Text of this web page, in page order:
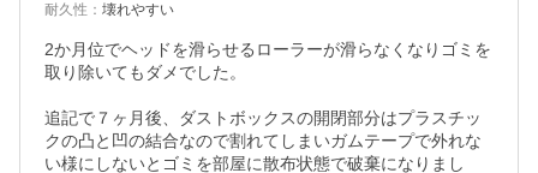
耐久性 ： 壊れやすい
2か月位でヘッドを滑らせるローラーが滑らなくなりゴミを
取り除いてもダメでした。
追記で７ヶ月後、ダストボックスの開閉部分はプラスチッ
クの凸と凹の結合なので割れてしまいガムテープで外れな
い様にしないとゴミを部屋に散布状態で破棄になりまし